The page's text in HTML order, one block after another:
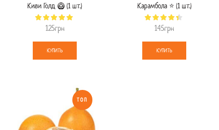
Киви Голд 🥝 (1 шт.)
125грн
КУПИТЬ
Карамбола ⭐ (1 шт.)
145грн
КУПИТЬ
ТОП